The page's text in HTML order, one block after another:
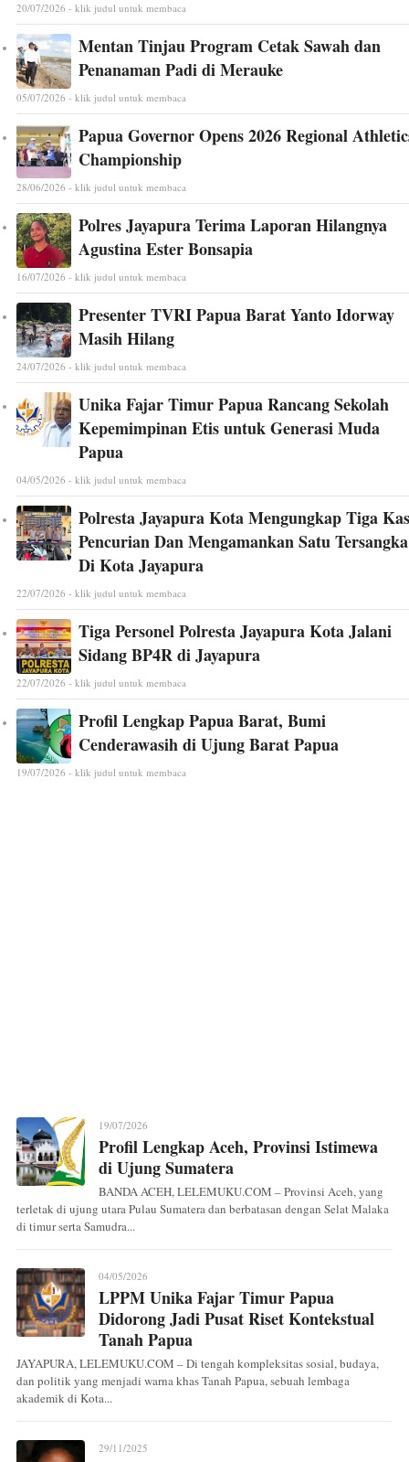
20/07/2026 - klik judul untuk membaca
Mentan Tinjau Program Cetak Sawah dan
Penanaman Padi di Merauke
05/07/2026 - klik judul untuk membaca
Papua Governor Opens 2026 Regional
Championship
28/06/2026 - klik judul untuk membaca
Polres Jayapura Terima Laporan Hilangnya
Agustina Ester Bonsapia
16/07/2026 - klik judul untuk membaca
Presenter TVRI Papua Barat Yanto Idorway
Masih Hilang
24/07/2026 - klik judul untuk membaca
Unika Fajar Timur Papua Rancang Sekolah
Kepemimpinan Etis untuk Generasi Muda
Papua
04/05/2026 - klik judul untuk membaca
Polresta Jayapura Kota Mengungkap Tiga
Pencurian Dan Mengamankan Satu Tersangka
Di Kota Jayapura
22/07/2026 - klik judul untuk membaca
Tiga Personel Polresta Jayapura Kota Jalani
Sidang BP4R di Jayapura
22/07/2026 - klik judul untuk membaca
Profil Lengkap Papua Barat, Bumi
Cenderawasih di Ujung Barat Papua
19/07/2026 - klik judul untuk membaca
19/07/2026
Profil Lengkap Aceh, Provinsi Istimewa
di Ujung Sumatera
BANDA ACEH, LELEMUKU.COM – Provinsi Aceh, yang
terletak di ujung utara Pulau Sumatera dan berbatasan dengan Selat Malaka
di timur serta Samudra...
04/05/2026
LPPM Unika Fajar Timur Papua
Didorong Jadi Pusat Riset Kontekstual
Tanah Papua
JAYAPURA, LELEMUKU.COM – Di tengah kompleksitas sosial, budaya,
dan politik yang menjadi warna khas Tanah Papua, sebuah lembaga
akademik di Kota...
29/11/2025